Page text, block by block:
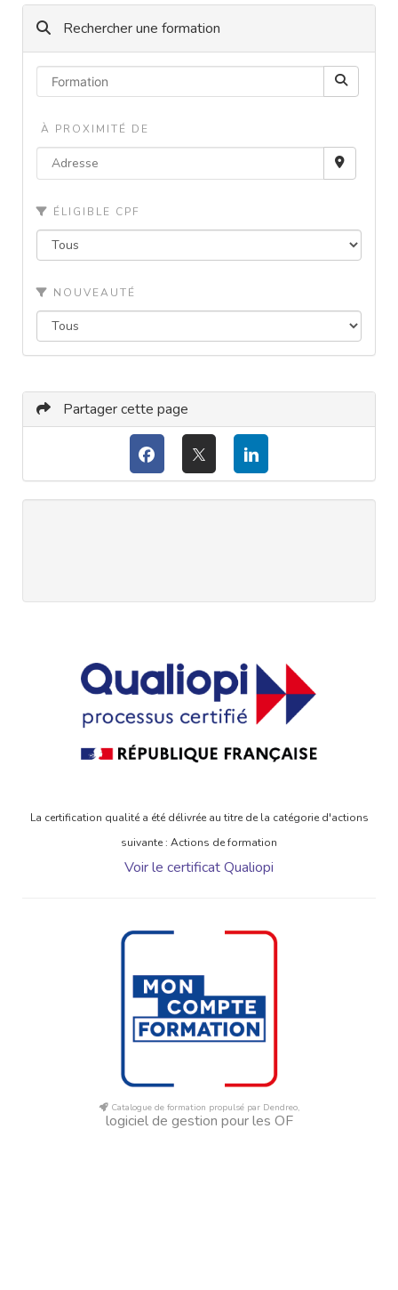
Rechercher une formation
À PROXIMITÉ DE
ÉLIGIBLE CPF
NOUVEAUTÉ
Partager cette page
La certification qualité a été délivrée au titre de la catégorie d'actions
suivante : Actions de formation
Voir le certificat Qualiopi
Catalogue de formation propulsé par Dendreo,
logiciel de gestion pour les OF